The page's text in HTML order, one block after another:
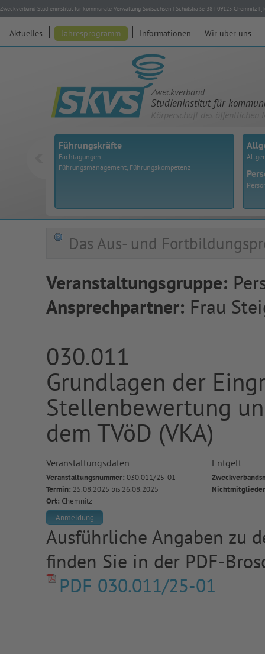
Zweckverband Studieninstitut für kommunale Verwaltung Südsachsen | Schulstraße 38 | 09125 Chemnitz |
Aktuelles Jahresprogramm Informationen Wir über uns
Zweckverband
Studieninstitut für
Körperschaft des öffentlichen
Führungskräfte
Fachtagungen
Führungsmanagement, Führungskompetenz
Das Aus- und
Veranstaltungsgruppe:
Ansprechpartner: Frau
030.011
Grundlagen der
Stellenbewertung
dem TVöD (VKA)
Veranstaltungsdaten
Veranstaltungsnummer: 030.011/25-01
Termin: 25.08.2025 bis 26.08.2025
Ort: Chemnitz
Anmeldung
Entgelt
Ausführliche Angaben zu
finden Sie in der PDF-
PDF 030.011/25-01